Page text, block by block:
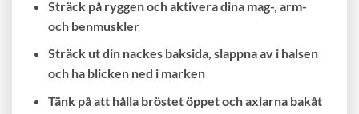
Sträck på ryggen och aktivera dina mag-, arm-
och benmuskler
Sträck ut din nackes baksida, slappna av i halsen
och ha blicken ned i marken
Tänk på att hålla bröstet öppet och axlarna bakåt